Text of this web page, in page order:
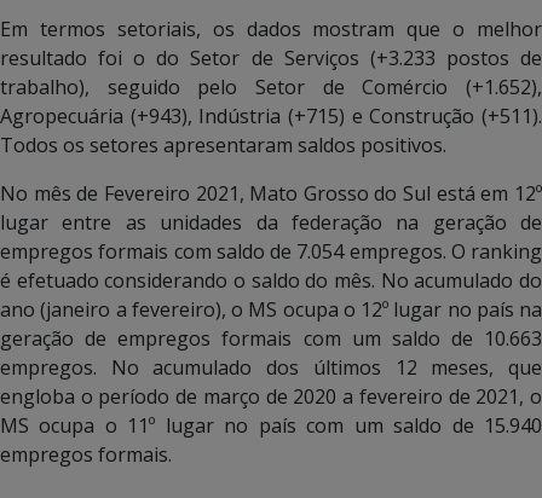
Em termos setoriais, os dados mostram que o melhor
resultado foi o do Setor de Serviços (+3.233 postos de
trabalho), seguido pelo Setor de Comércio (+1.652),
Agropecuária (+943), Indústria (+715) e Construção (+511).
Todos os setores apresentaram saldos positivos.
No mês de Fevereiro 2021, Mato Grosso do Sul está em 12º
lugar entre as unidades da federação na geração de
empregos formais com saldo de 7.054 empregos. O ranking
é efetuado considerando o saldo do mês. No acumulado do
ano (janeiro a fevereiro), o MS ocupa o 12º lugar no país na
geração de empregos formais com um saldo de 10.663
empregos. No acumulado dos últimos 12 meses, que
engloba o período de março de 2020 a fevereiro de 2021, o
MS ocupa o 11º lugar no país com um saldo de 15.940
empregos formais.